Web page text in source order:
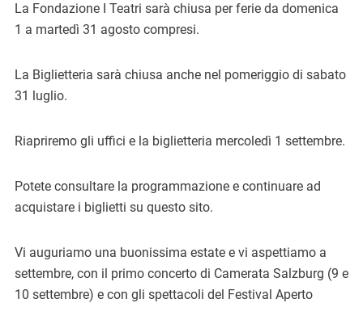
La Fondazione I Teatri sarà chiusa per ferie da domenica
1 a martedì 31 agosto compresi.
La Biglietteria sarà chiusa anche nel pomeriggio di sabato
31 luglio.
Riapriremo gli uffici e la biglietteria mercoledì 1 settembre.
Potete consultare la programmazione e continuare ad
acquistare i biglietti su questo sito.
Vi auguriamo una buonissima estate e vi aspettiamo a
settembre, con il primo concerto di Camerata Salzburg (9 e
10 settembre) e con gli spettacoli del Festival Aperto